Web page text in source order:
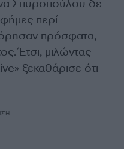
Σπυροπούλου δε
περί
πρόσφατα,
Έτσι, μιλώντας
ξεκαθάρισε ότι